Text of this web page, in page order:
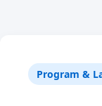
Program &